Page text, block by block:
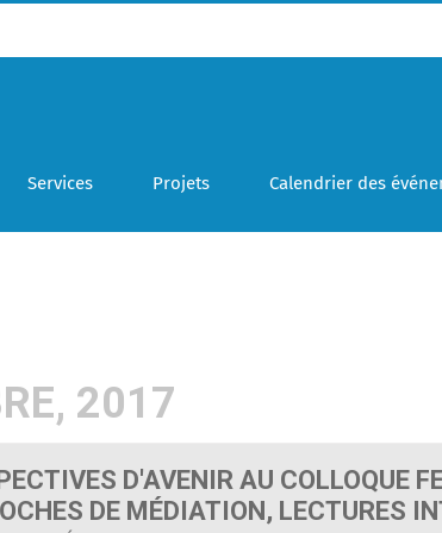
Services Projets Calendrier des
2017
D'AVENIR AU COLLOQUE
DE MÉDIATION, LECTURES